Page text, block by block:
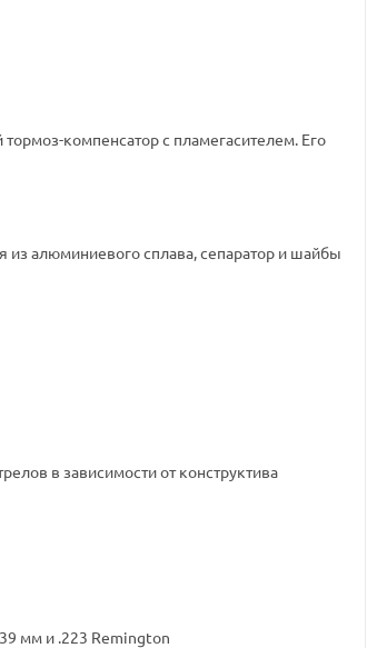
компенсатор с пламегасителем. Его
алюминиевого сплава, сепаратор и шайбы
в зависимости от конструктива
мм и .223 Remington